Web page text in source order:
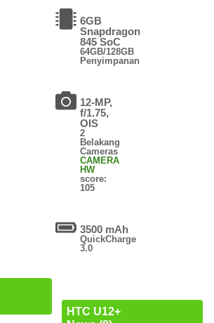
6GB
Snapdragon
845 SoC
64GB/128GB
Penyimpanan
12-MP,
f/1.75,
OIS
2
Belakang
Cameras
CAMERA
HW
score:
105
3500 mAh
QuickCharge
3.0
HTC U12+